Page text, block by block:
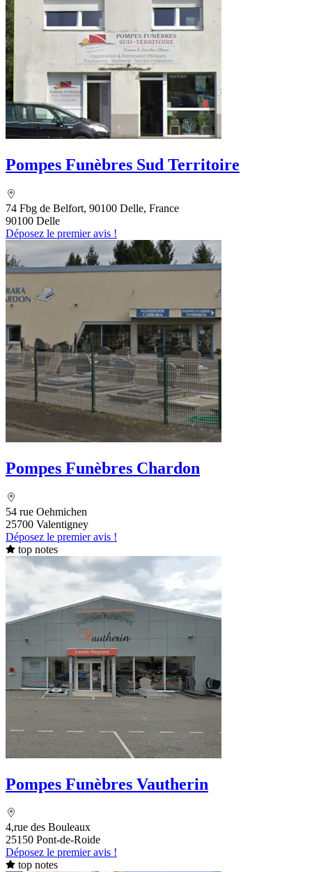
Pompes Funèbres Sud Territoire
74 Fbg de Belfort, 90100 Delle, France
90100 Delle
Déposez le premier avis !
Pompes Funèbres Chardon
54 rue Oehmichen
25700 Valentigney
Déposez le premier avis !
top notes
Pompes Funèbres Vautherin
4,rue des Bouleaux
25150 Pont-de-Roide
Déposez le premier avis !
top notes